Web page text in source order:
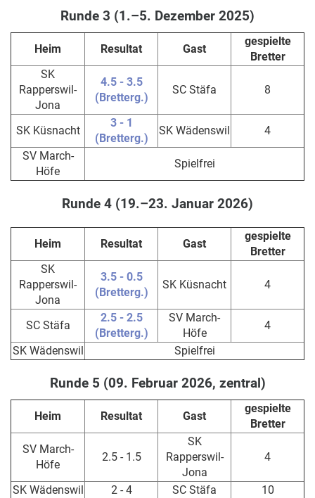
Runde 3 (1.–5. Dezember 2025)
Heim Resultat Gast
gespielte
Bretter
SK
Rapperswil-
Jona
4.5 - 3.5
(Bretterg.)
SC Stäfa 8
SK Küsnacht
3 - 1
(Bretterg.)
SK Wädenswil
4
SV March-
Höfe
Spielfrei
Runde 4 (19.–23. Januar 2026)
Heim Resultat Gast
gespielte
Bretter
SK
Rapperswil-
Jona
3.5 - 0.5
(Bretterg.)
SK Küsnacht 4
SC Stäfa
2.5 - 2.5
(Bretterg.)
SV March-
Höfe
4
SK Wädenswil
Spielfrei
Runde 5 (09. Februar 2026, zentral)
Heim Resultat Gast
gespielte
Bretter
SV March-
Höfe
2.5 - 1.5
SK
Rapperswil-
Jona
4
SK Wädenswil 2 - 4 SC Stäfa
10